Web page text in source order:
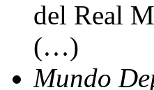
del Real
(…)
Mundo